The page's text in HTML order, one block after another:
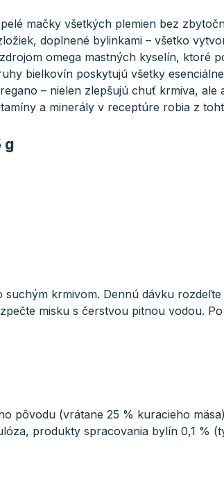
mačky všetkých plemien bez
doplnené bylinkami – všetko
omega mastných kyselín, ktoré
bielkovín poskytujú všetky
– nielen zlepšujú chuť krmiva, ale
a minerály v receptúre robia z
g
suchým krmivom. Dennú dávku
misku s čerstvou pitnou vodou.
pôvodu (vrátane 25 % kuracieho
produkty spracovania bylín 0,1 %